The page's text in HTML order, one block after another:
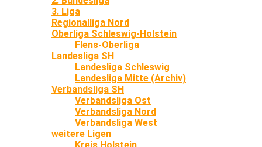
3. Liga
Regionalliga Nord
Oberliga Schleswig-Holstein
Flens-Oberliga
Landesliga SH
Landesliga Schleswig
Landesliga Mitte (Archiv)
Verbandsliga SH
Verbandsliga Ost
Verbandsliga Nord
Verbandsliga West
weitere Ligen
Kreis Holstein